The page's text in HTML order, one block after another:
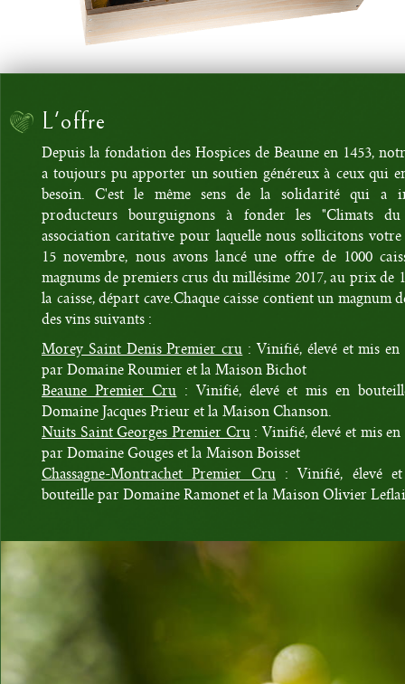
L'offre
Depuis la fondation des Hospices de Beaune en 1453,
a toujours pu apporter un soutien généreux à ceux qui
besoin. C'est le même sens de la solidarité qui a
producteurs bourguignons à fonder les "Climats du
association caritative pour laquelle nous sollicitons
15 novembre, nous avons lancé une offre de 1000
magnums de premiers crus du millésime 2017, au prix de
la caisse, départ cave.Chaque caisse contient un magnum
des vins suivants :
Morey Saint Denis Premier cru : Vinifié, élevé et mis en
par Domaine Roumier et la Maison Bichot
Beaune Premier Cru : Vinifié, élevé et mis en
Domaine Jacques Prieur et la Maison Chanson.
Nuits Saint Georges Premier Cru : Vinifié, élevé et mis
par Domaine Gouges et la Maison Boisset
Chassagne-Montrachet Premier Cru : Vinifié, élevé
bouteille par Domaine Ramonet et la Maison Olivier